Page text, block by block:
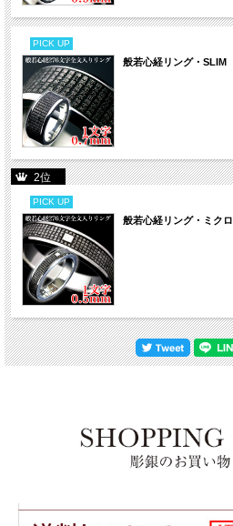
PICK UP
般若心経リング・SLIM
2位
PICK UP
般若心経リング・ミクロ